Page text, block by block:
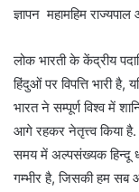
ज्ञापन महामहिम
लोक भारती के केंद्रीय
हिंदुओं पर विपत्ति भारी है,
भारत ने सम्पूर्ण विश्व में
आगे रहकर नेतृत्त्व किया
समय में अल्पसंख्यक हिन्दू
गम्भीर है, जिसकी हम सब